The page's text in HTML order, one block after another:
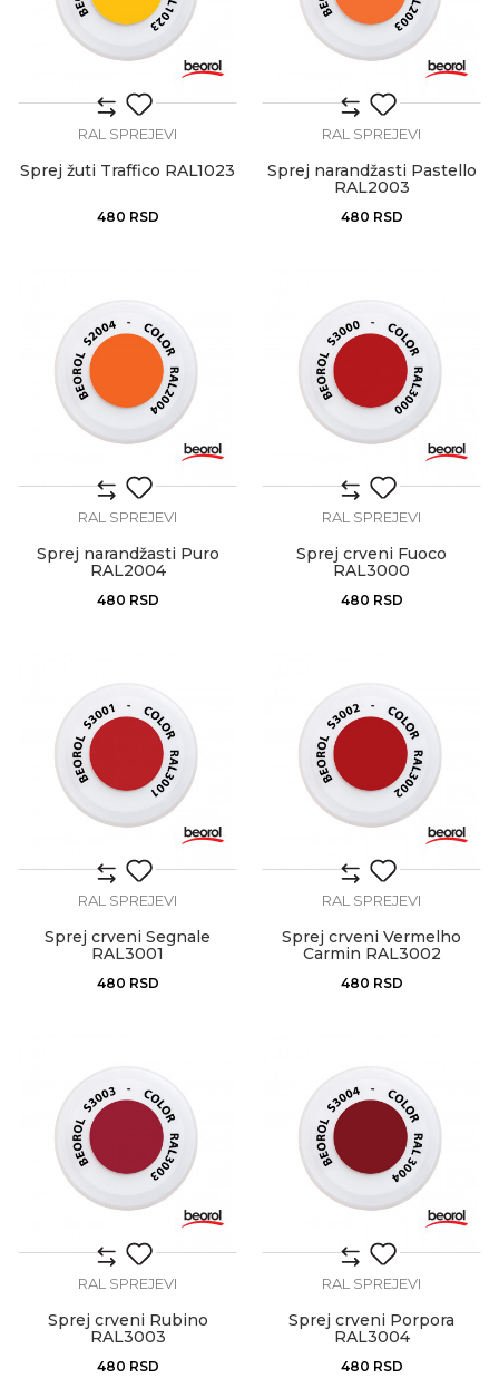
RAL SPREJEVI
Sprej žuti Traffico RAL1023
480 RSD
RAL SPREJEVI
Sprej narandžasti Pastello
RAL2003
480 RSD
RAL SPREJEVI
Sprej narandžasti Puro
RAL2004
480 RSD
RAL SPREJEVI
Sprej crveni Fuoco
RAL3000
480 RSD
RAL SPREJEVI
Sprej crveni Segnale
RAL3001
480 RSD
RAL SPREJEVI
Sprej crveni Vermelho
Carmin RAL3002
480 RSD
RAL SPREJEVI
Sprej crveni Rubino
RAL3003
480 RSD
RAL SPREJEVI
Sprej crveni Porpora
RAL3004
480 RSD